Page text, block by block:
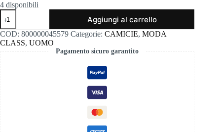
4 disponibili
Camicia
7asole-
bi-
bl-
o
Aggiungi al carrello
COD: 800000045579 Categorie: CAMICIE, MODA
CLASS, UOMO
Pagamento sicuro garantito